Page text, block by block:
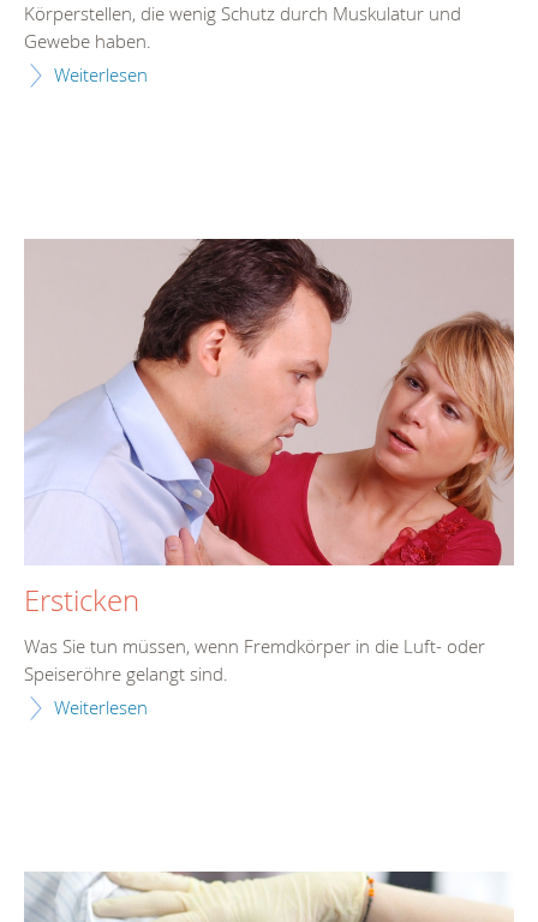
Körperstellen, die wenig Schutz durch Muskulatur und
Gewebe haben.
Weiterlesen
Ersticken
Was Sie tun müssen, wenn Fremdkörper in die Luft- oder
Speiseröhre gelangt sind.
Weiterlesen